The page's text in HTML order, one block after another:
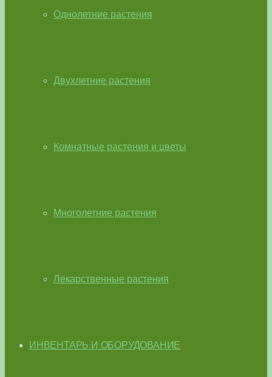
Однолетние растения
Двухлетние растения
Комнатные растения и цветы
Многолетние растения
Лекарственные растения
ИНВЕНТАРЬ И ОБОРУДОВАНИЕ